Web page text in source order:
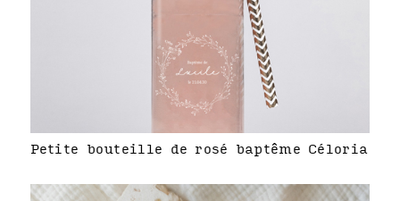
Petite bouteille de rosé baptême Céloria